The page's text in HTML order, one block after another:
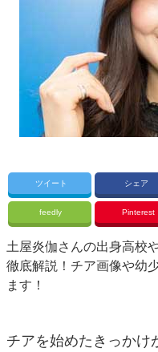
ツイート シェア
feedly Pinterest
土屋炎伽さんの出身高校
徹底解説！チア画像や幼
ます！
チアを始めたきっかけ